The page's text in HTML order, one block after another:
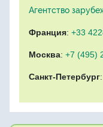
Агентство
Франция: +33
Москва: +7 (495)
Санкт-Петербург: